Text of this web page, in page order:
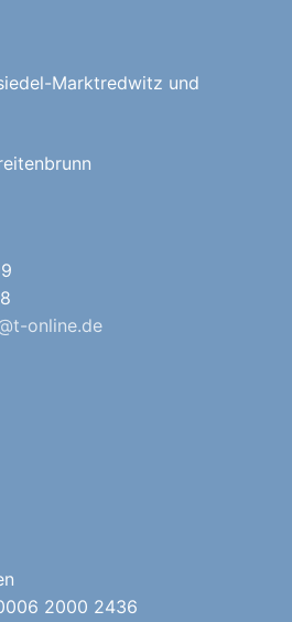
Marktredwitz und
online.de
2000 2436